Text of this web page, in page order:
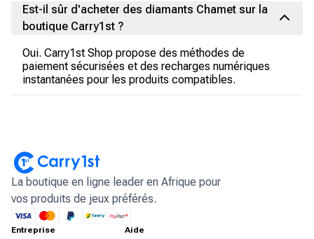
Est-il sûr d'acheter des diamants Chamet sur la
boutique Carry1st ?
Oui. Carry1st Shop propose des méthodes de
paiement sécurisées et des recharges numériques
instantanées pour les produits compatibles.
La boutique en ligne leader en Afrique pour
vos produits de jeux préférés.
Entreprise Aide